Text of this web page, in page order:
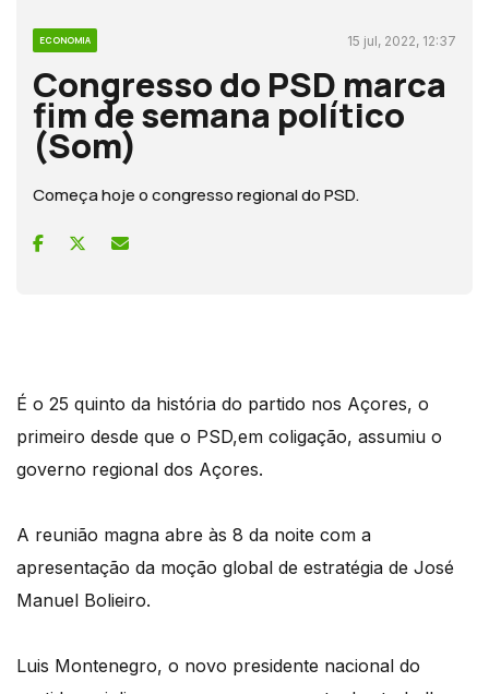
ECONOMIA 15 jul, 2022, 12:37
Congresso do PSD marca
fim de semana político
(Som)
Começa hoje o congresso regional do PSD.
É o 25 quinto da história do partido nos Açores, o
primeiro desde que o PSD,em coligação, assumiu o
governo regional dos Açores.
A reunião magna abre às 8 da noite com a
apresentação da moção global de estratégia de José
Manuel Bolieiro.
Luis Montenegro, o novo presidente nacional do